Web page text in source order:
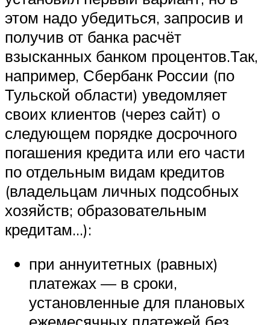
этом надо убедиться, запросив и
получив от банка расчёт
взысканных банком процентов.Так,
например, Сбербанк России (по
Тульской области) уведомляет
своих клиентов (через сайт) о
следующем порядке досрочного
погашения кредита или его части
по отдельным видам кредитов
(владельцам личных подсобных
хозяйств; образовательным
кредитам…):
при аннуитетных (равных)
платежах — в сроки,
установленные для плановых